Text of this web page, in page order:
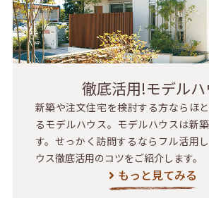
徹底活用!モデルハ
新築や注文住宅を検討する方ならほ
るモデルハウス。モデルハウスは新
す。せっかく訪問するならフル活用
ウス徹底活用のコツをご紹介します。
もっと見てみる